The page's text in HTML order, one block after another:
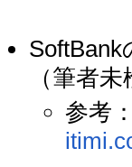
（筆者
参考：